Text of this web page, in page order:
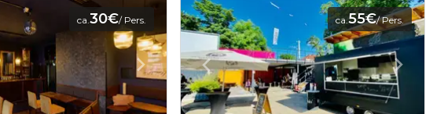
ca.30€/ Pers. ca.55€/ Pers.